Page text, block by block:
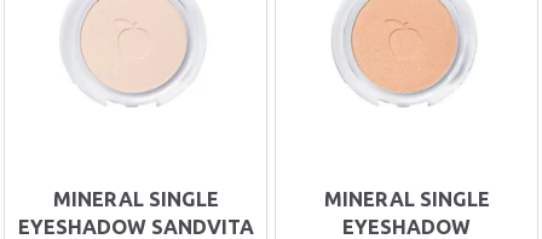
MINERAL SINGLE
EYESHADOW SANDVITA
MINERAL SINGLE
EYESHADOW